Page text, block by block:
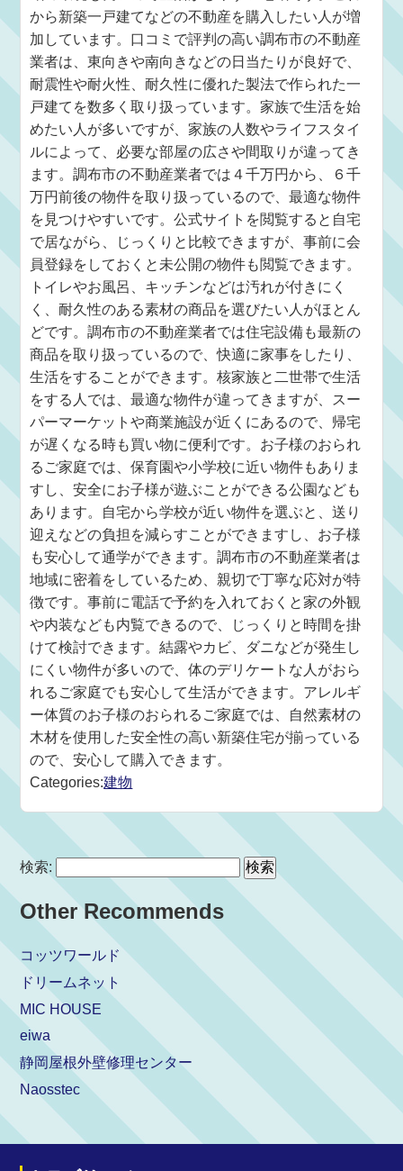
から新築一戸建てなどの不動産を購入したい人が増
加しています。口コミで評判の高い調布市の不動産
業者は、東向きや南向きなどの日当たりが良好で、
耐震性や耐火性、耐久性に優れた製法で作られた一
戸建てを数多く取り扱っています。家族で生活を始
めたい人が多いですが、家族の人数やライフスタイ
ルによって、必要な部屋の広さや間取りが違ってき
ます。調布市の不動産業者では４千万円から、６千
万円前後の物件を取り扱っているので、最適な物件
を見つけやすいです。公式サイトを閲覧すると自宅
で居ながら、じっくりと比較できますが、事前に会
員登録をしておくと未公開の物件も閲覧できます。
トイレやお風呂、キッチンなどは汚れが付きにく
く、耐久性のある素材の商品を選びたい人がほとん
どです。調布市の不動産業者では住宅設備も最新の
商品を取り扱っているので、快適に家事をしたり、
生活をすることができます。核家族と二世帯で生活
をする人では、最適な物件が違ってきますが、スー
パーマーケットや商業施設が近くにあるので、帰宅
が遅くなる時も買い物に便利です。お子様のおられ
るご家庭では、保育園や小学校に近い物件もありま
すし、安全にお子様が遊ぶことができる公園なども
あります。自宅から学校が近い物件を選ぶと、送り
迎えなどの負担を減らすことができますし、お子様
も安心して通学ができます。調布市の不動産業者は
地域に密着をしているため、親切で丁寧な応対が特
徴です。事前に電話で予約を入れておくと家の外観
や内装なども内覧できるので、じっくりと時間を掛
けて検討できます。結露やカビ、ダニなどが発生し
にくい物件が多いので、体のデリケートな人がおら
れるご家庭でも安心して生活ができます。アレルギ
ー体質のお子様のおられるご家庭では、自然素材の
木材を使用した安全性の高い新築住宅が揃っている
ので、安心して購入できます。
Categories:建物
検索:
Other Recommends
コッツワールド
ドリームネット
MIC HOUSE
eiwa
静岡屋根外壁修理センター
Naosstec